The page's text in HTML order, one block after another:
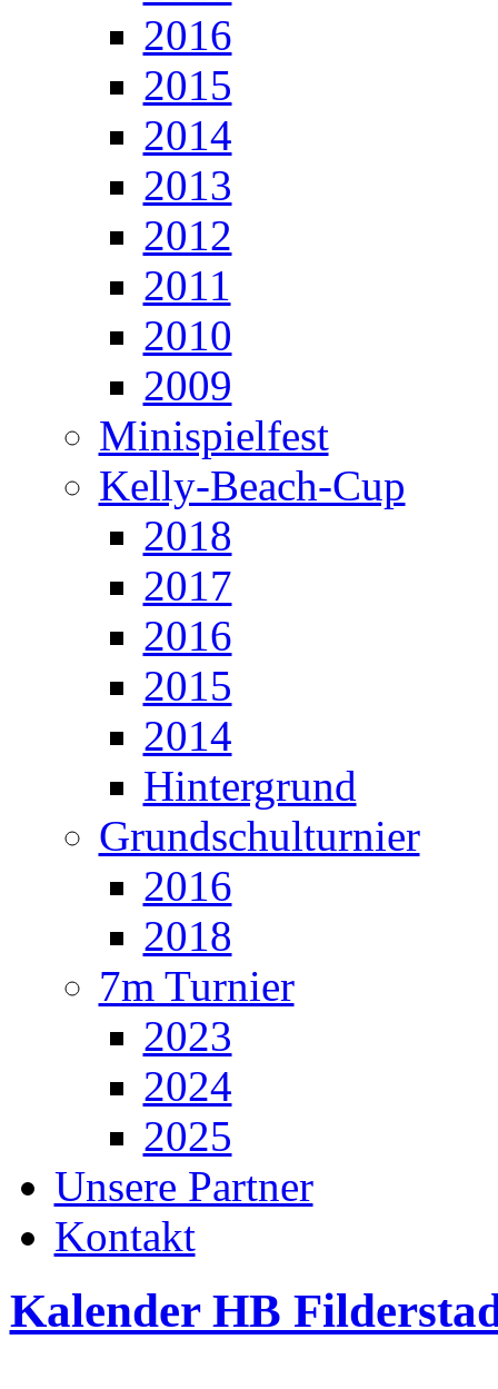
2016
2015
2014
2013
2012
2011
2010
2009
Minispielfest
Kelly-Beach-Cup
2018
2017
2016
2015
2014
Hintergrund
Grundschulturnier
2016
2018
7m Turnier
2023
2024
2025
Unsere Partner
Kontakt
Kalender HB